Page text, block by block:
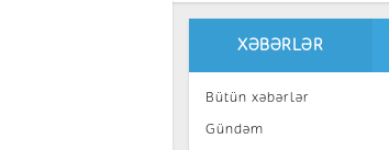
XƏBƏRLƏR
Bütün xəbərlər
Gündəm